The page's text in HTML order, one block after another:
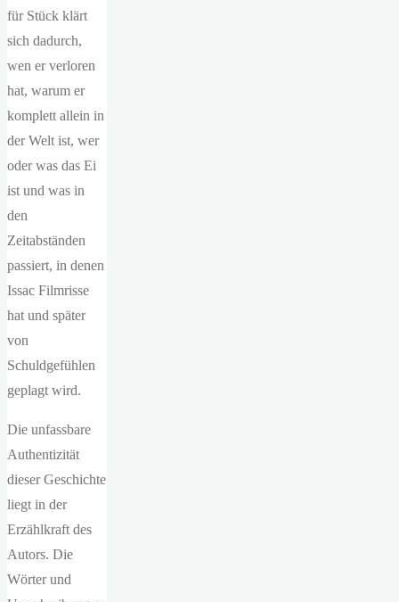
für Stück klärt
sich dadurch,
wen er verloren
hat, warum er
komplett allein in
der Welt ist, wer
oder was das Ei
ist und was in
den
Zeitabständen
passiert, in denen
Issac Filmrisse
hat und später
von
Schuldgefühlen
geplagt wird.
Die unfassbare
Authentizität
dieser Geschichte
liegt in der
Erzählkraft des
Autors. Die
Wörter und